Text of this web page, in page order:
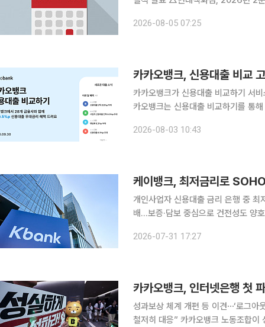
시 △롯데칠성음료, 2026년 2분기 경
2026-08-05 07:25
카카오뱅크, 신용대출 비교
카카오뱅크가 신용대출 비교하기 서
카오뱅크는 신용대출 비교하기를 통
2026-08-03 10:43
케이뱅크, 최저금리로
개인사업자 신용대출 금리 은행 중
배…보증·담보 중심으로 건전성도 양
배 넘게 늘렸다. 가계대출 규제로 인
2026-07-31 17:27
카카오뱅크, 인터넷은행 첫
성과보상 체계 개편 등 이견⋯‘로그아
철저히 대응” 카카오뱅크 노동조합이 성과보상 체계 개편 등을 요구하며 인터넷전문은행 출범 이후